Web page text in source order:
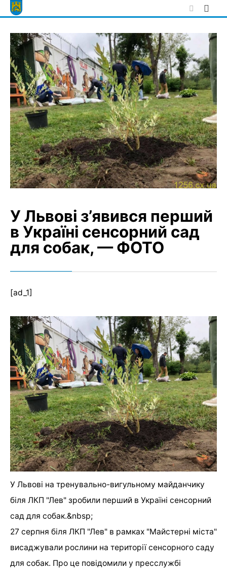
Skip
to
У Львові з’явився перший
в Україні сенсорний сад
для собак, — ФОТО
[ad_1]
У Львові на тренувально-вигульному майданчику
біля ЛКП "Лев" зробили перший в Україні сенсорний
сад для собак.&nbsp;
27 серпня біля ЛКП "Лев" в рамках "Майстерні міста"
висаджували рослини на території сенсорного саду
для собак. Про це повідомили у пресслужбі